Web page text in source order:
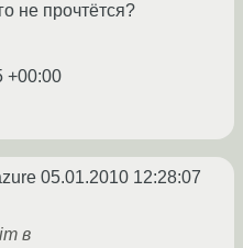
не прочтётся?
+00:00
05.01.2010 12:28:07
в